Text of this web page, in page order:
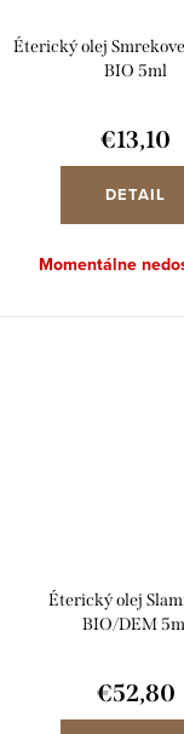
Éterický olej
BIO 5ml
€13,10
DETAIL
Momentálne
Éterický olej
BIO/DEM
€52,80